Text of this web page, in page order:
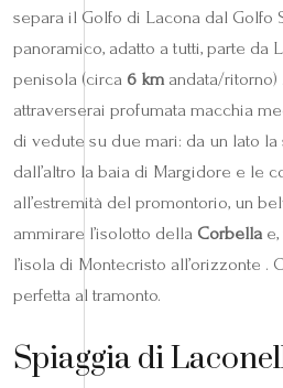
separa il Golfo di Lacona dal Golfo
panoramico, adatto a tutti, parte da
penisola (circa 6 km andata/
attraverserai profumata macchia
di vedute su due mari: da un lato la
dall’altro la baia di Margidore e le
all’estremità del promontorio, un
ammirare l’isolotto della Corbellae,
l’isola di Montecristo all’orizzonte .
perfetta al tramonto.
Spiaggia di